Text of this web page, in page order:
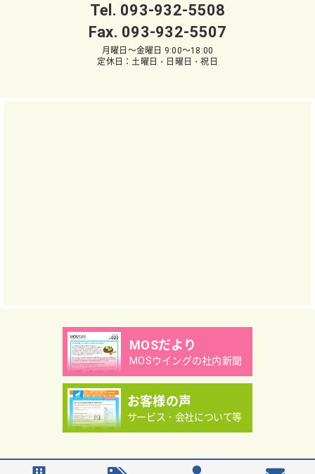
Tel. 093-932-5508
Fax. 093-932-5507
月曜日～金曜日 9:00～18:00
定休日：土曜日・日曜日・祝日
MOSだより
MOSウイングの社内新聞
お客様の声
サービス・会社について等
Copyright（C）MOS WING Co.,Ltd.